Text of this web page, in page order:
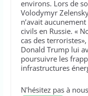
environs. Lors de
Volodymyr
n’avait
civils en Russie. «
cas des
Donald Trump lui
poursuivre les
infrastructures
N'hésitez pas à